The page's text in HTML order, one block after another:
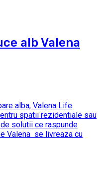
alb Valena
alba, Valena Life
spatii rezidentiale sau
solutii ce raspunde
Valena se livreaza cu